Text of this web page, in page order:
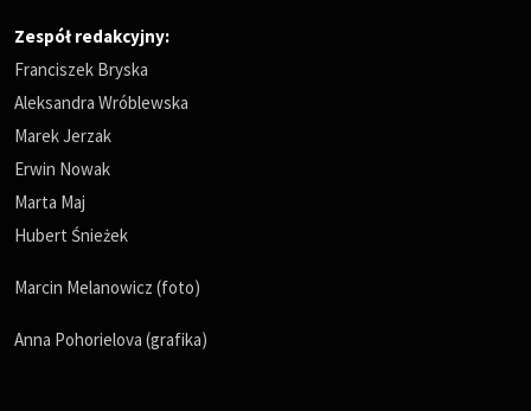
Zespół redakcyjny:
Franciszek Bryska
Aleksandra Wróblewska
Marek Jerzak
Erwin Nowak
Marta Maj
Hubert Śnieżek
Marcin Melanowicz (foto)
Anna Pohorielova (grafika)